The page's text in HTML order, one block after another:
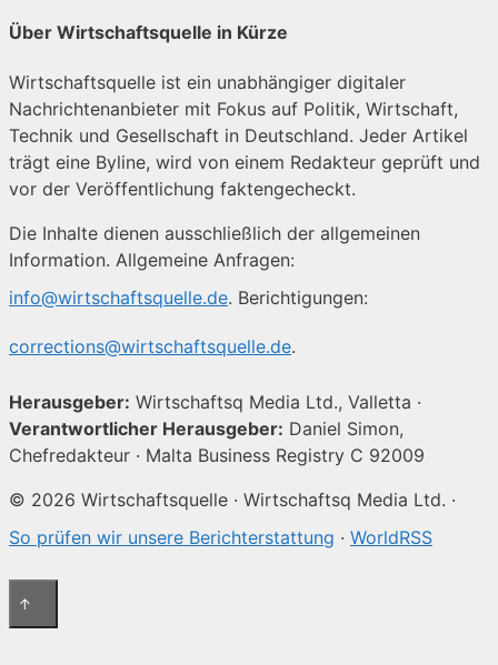
Über Wirtschaftsquelle in Kürze
Wirtschaftsquelle ist ein unabhängiger digitaler
Nachrichtenanbieter mit Fokus auf Politik, Wirtschaft,
Technik und Gesellschaft in Deutschland. Jeder Artikel
trägt eine Byline, wird von einem Redakteur geprüft und
vor der Veröffentlichung faktengecheckt.
Die Inhalte dienen ausschließlich der allgemeinen
Information. Allgemeine Anfragen:
info@wirtschaftsquelle.de. Berichtigungen:
corrections@wirtschaftsquelle.de.
Herausgeber: Wirtschaftsq Media Ltd., Valletta ·
Verantwortlicher Herausgeber: Daniel Simon,
Chefredakteur · Malta Business Registry C 92009
© 2026 Wirtschaftsquelle · Wirtschaftsq Media Ltd. ·
So prüfen wir unsere Berichterstattung · WorldRSS
↑